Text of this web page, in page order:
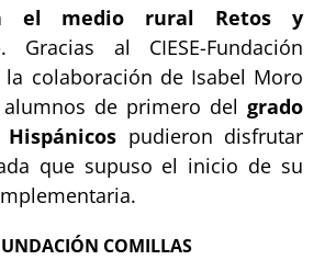
el medio rural Retos y
. Gracias al CIESE-Fundación
la colaboración de Isabel Moro
de primero del grado
pudieron disfrutar
que supuso el inicio de su
COMILLAS